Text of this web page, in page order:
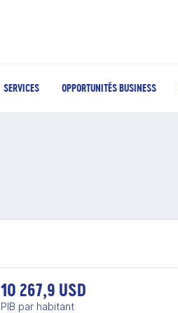
SERVICES OPPORTUNITÉS BUSINESS
10 267,9 USD
PIB par habitant